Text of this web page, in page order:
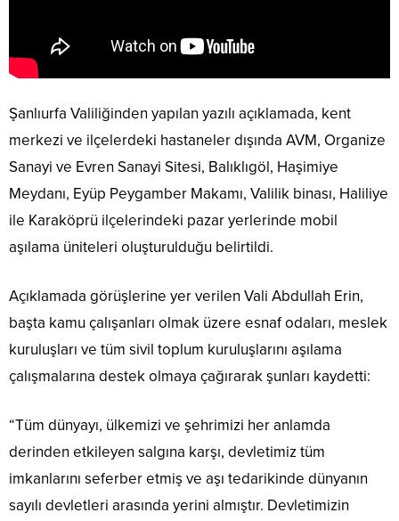
Şanlıurfa Valiliğinden yapılan yazılı açıklamada, kent
merkezi ve ilçelerdeki hastaneler dışında AVM, Organize
Sanayi ve Evren Sanayi Sitesi, Balıklıgöl, Haşimiye
Meydanı, Eyüp Peygamber Makamı, Valilik binası, Haliliye
ile Karaköprü ilçelerindeki pazar yerlerinde mobil
aşılama üniteleri oluşturulduğu belirtildi.
Açıklamada görüşlerine yer verilen Vali Abdullah Erin,
başta kamu çalışanları olmak üzere esnaf odaları, meslek
kuruluşları ve tüm sivil toplum kuruluşlarını aşılama
çalışmalarına destek olmaya çağırarak şunları kaydetti:
“Tüm dünyayı, ülkemizi ve şehrimizi her anlamda
derinden etkileyen salgına karşı, devletimiz tüm
imkanlarını seferber etmiş ve aşı tedarikinde dünyanın
sayılı devletleri arasında yerini almıştır. Devletimizin